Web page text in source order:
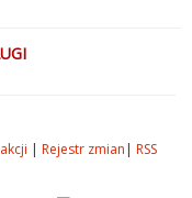
| Rejestr zmian | RSS